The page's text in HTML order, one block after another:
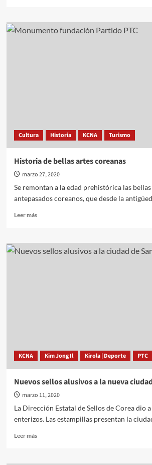
Corea-
Rusia,
Cultura Historia KCNA Turismo
Historia de bellas artes coreanas
marzo 27, 2020
Se remontan a la edad prehistórica las
antepasados coreanos, que desde la
Leer másLeer
Historia
de
KCNA Kim Jong Il Kirola | Deporte PTC
Nuevos sellos alusivos a la nueva
marzo 11, 2020
La Dirección Estatal de Sellos de Corea dio
enterizos. Las estampillas presentan la
Leer másLeer
Nuevos